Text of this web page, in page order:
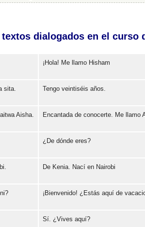
dialogados en el curso
Error loading: "https://www.idiomaspc.com/curso-aprender-suajili-basico/audio/3004.mp3"
¡Hola! Me llamo Hisham
Error loading: "https://www.idiomaspc.com/curso-aprender-suajili-basico/audio/3005.mp3"
sita. Tengo veintiséis años.
Aisha. Encantada de conocerte. Me llamo
Error loading: "https://www.idiomaspc.com/curso-aprender-suajili-basico/audio/3007.mp3"
¿De dónde eres?
Error loading: "https://www.idiomaspc.com/curso-aprender-suajili-basico/audio/3008.mp3"
De Kenia. Nací en Nairobi
¡Bienvenido! ¿Estás aquí de
Sí. ¿Vives aquí?